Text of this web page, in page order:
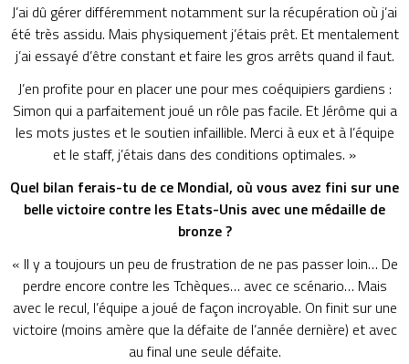
J’ai dû gérer différemment notamment sur la récupération où j’ai
été très assidu. Mais physiquement j’étais prêt. Et mentalement
j’ai essayé d’être constant et faire les gros arrêts quand il faut.
J’en profite pour en placer une pour mes coéquipiers gardiens :
Simon qui a parfaitement joué un rôle pas facile. Et Jérôme qui a
les mots justes et le soutien infaillible. Merci à eux et à l’équipe
et le staff, j’étais dans des conditions optimales. »
Quel bilan ferais-tu de ce Mondial, où vous avez fini sur une
belle victoire contre les Etats-Unis avec une médaille de
bronze ?
« Il y a toujours un peu de frustration de ne pas passer loin… De
perdre encore contre les Tchèques… avec ce scénario… Mais
avec le recul, l’équipe a joué de façon incroyable. On finit sur une
victoire (moins amère que la défaite de l’année dernière) et avec
au final une seule défaite.